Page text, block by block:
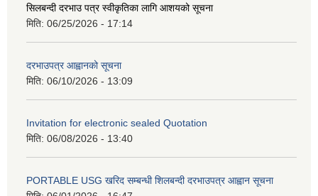
सिलबन्दी दरभाउ पत्र स्वीकृतिका लागि आशयको सूचना
मिति: 06/25/2026 - 17:14
दरभाउपत्र आह्वानको सूचना
मिति: 06/10/2026 - 13:09
Invitation for electronic sealed Quotation
मिति: 06/08/2026 - 13:40
PORTABLE USG खरिद सम्बन्धी शिलबन्दी दरभाउपत्र आह्वान सूचना